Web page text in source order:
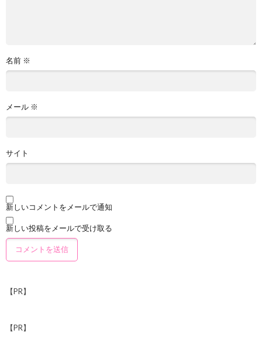
名前 ※
メール ※
サイト
新しいコメントをメールで通知
新しい投稿をメールで受け取る
【PR】
【PR】